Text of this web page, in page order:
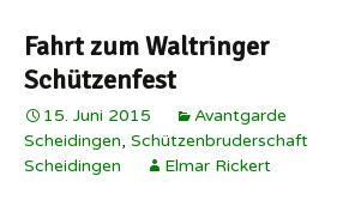
Fahrt zum Waltringer
Schützenfest
15. Juni 2015
Avantgarde
Scheidingen, Schützenbruderschaft
Scheidingen
Elmar Rickert